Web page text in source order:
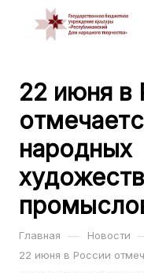
22 июня в
народных
Главная — Новости
22 июня в России